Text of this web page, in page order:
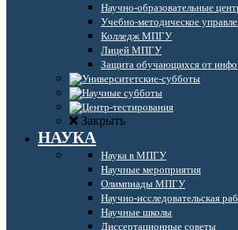
Научно-образовательные
Учебно-методическое
Колледж МПГУ
Лицей МПГУ
Защита обучающихся от
Закрыть
НАУКА
Наука в МПГУ
Научные мероприятия
Олимпиады МПГУ
Научно-исследовательская
Научные школы
Диссертационные советы